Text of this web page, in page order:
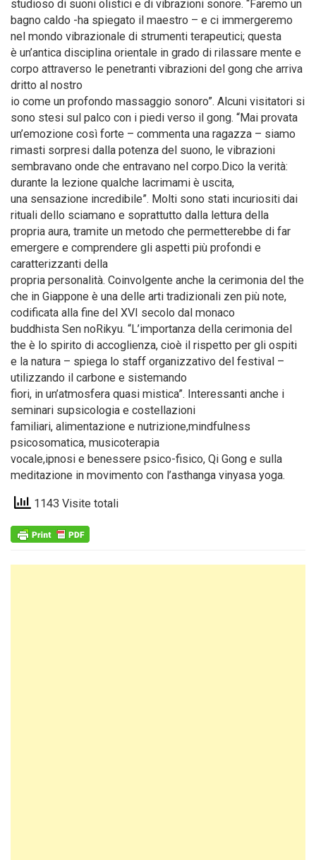
studioso di suoni olistici e di vibrazioni sonore. “Faremo un
bagno caldo -ha spiegato il maestro – e ci immergeremo
nel mondo vibrazionale di strumenti terapeutici; questa
è un’antica disciplina orientale in grado di rilassare mente e
corpo attraverso le penetranti vibrazioni del gong che arriva
dritto al nostro
io come un profondo massaggio sonoro”. Alcuni visitatori si
sono stesi sul palco con i piedi verso il gong. “Mai provata
un’emozione così forte – commenta una ragazza – siamo
rimasti sorpresi dalla potenza del suono, le vibrazioni
sembravano onde che entravano nel corpo.Dico la verità:
durante la lezione qualche lacrimami è uscita,
una sensazione incredibile”. Molti sono stati incuriositi dai
rituali dello sciamano e soprattutto dalla lettura della
propria aura, tramite un metodo che permetterebbe di far
emergere e comprendere gli aspetti più profondi e
caratterizzanti della
propria personalità. Coinvolgente anche la cerimonia del the
che in Giappone è una delle arti tradizionali zen più note,
codificata alla fine del XVI secolo dal monaco
buddhista Sen noRikyu. “L’importanza della cerimonia del
the è lo spirito di accoglienza, cioè il rispetto per gli ospiti
e la natura – spiega lo staff organizzativo del festival –
utilizzando il carbone e sistemando
fiori, in un’atmosfera quasi mistica”. Interessanti anche i
seminari supsicologia e costellazioni
familiari, alimentazione e nutrizione,mindfulness
psicosomatica, musicoterapia
vocale,ipnosi e benessere psico-fisico, Qi Gong e sulla
meditazione in movimento con l’asthanga vinyasa yoga.
1143 Visite totali